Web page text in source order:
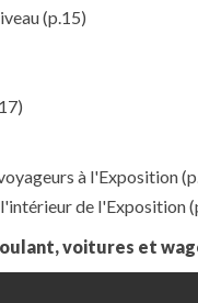
(p.15)
à l'Exposition
de l'Exposition
voitures et